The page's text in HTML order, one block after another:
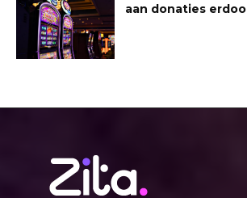
aan donaties